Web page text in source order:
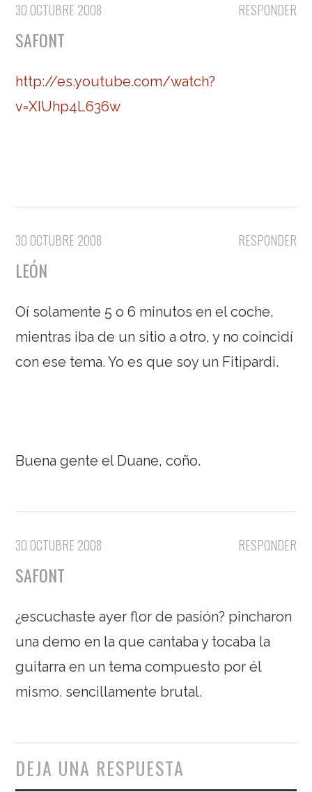
RESPONDER
30 OCTUBRE 2008
SAFONT
http://es.youtube.com/watch?
v=XIUhp4L636w
RESPONDER
30 OCTUBRE 2008
LEÓN
Oí solamente 5 o 6 minutos en el coche,
mientras iba de un sitio a otro, y no coincidí
con ese tema. Yo es que soy un Fitipardi.
Buena gente el Duane, coño.
RESPONDER
30 OCTUBRE 2008
SAFONT
¿escuchaste ayer flor de pasión? pincharon
una demo en la que cantaba y tocaba la
guitarra en un tema compuesto por él
mismo. sencillamente brutal.
DEJA UNA RESPUESTA